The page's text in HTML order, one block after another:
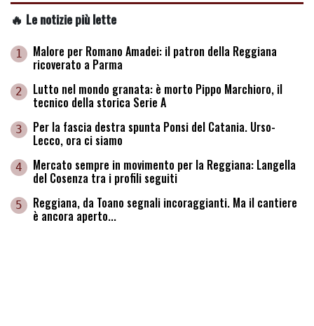
🔥 Le notizie più lette
1 Malore per Romano Amadei: il patron della Reggiana
ricoverato a Parma
2 Lutto nel mondo granata: è morto Pippo Marchioro, il
tecnico della storica Serie A
3 Per la fascia destra spunta Ponsi del Catania. Urso-
Lecco, ora ci siamo
4 Mercato sempre in movimento per la Reggiana: Langella
del Cosenza tra i profili seguiti
5 Reggiana, da Toano segnali incoraggianti. Ma il cantiere
è ancora aperto...